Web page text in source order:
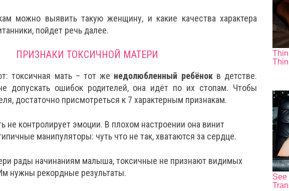
можно выявить такую женщину, и какие качества характера
пойдет речь далее.
ПРИЗНАКИ ТОКСИЧНОЙ МАТЕРИ
токсичная мать – тот же недолюбленный ребёнок в детстве.
допускать ошибок родителей, она идёт по их стопам. Чтобы
достаточно присмотреться к 7 характерным признакам.
не контролирует эмоции. В плохом настроении она винит
манипуляторы: чуть что не так, хватаются за сердце.
рады начинаниям малыша, токсичные не признают видимых
нужны рекордные результаты.